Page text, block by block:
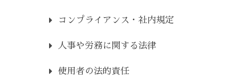
コンプライアンス・社内規定
人事や労務に関する法律
使用者の法的責任